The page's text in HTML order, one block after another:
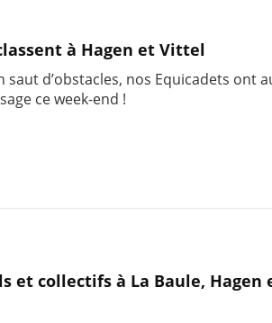
à Hagen et Vittel
saut d’obstacles, nos Equicadets ont
ce week-end !
et collectifs à La Baule, Hagen